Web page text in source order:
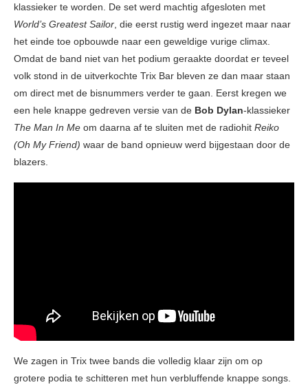
klassieker te worden. De set werd machtig afgesloten met
World’s Greatest Sailor, die eerst rustig werd ingezet maar naar
het einde toe opbouwde naar een geweldige vurige climax.
Omdat de band niet van het podium geraakte doordat er teveel
volk stond in de uitverkochte Trix Bar bleven ze dan maar staan
om direct met de bisnummers verder te gaan. Eerst kregen we
een hele knappe gedreven versie van de Bob Dylan-klassieker
The Man In Me om daarna af te sluiten met de radiohit Reiko
(Oh My Friend) waar de band opnieuw werd bijgestaan door de
blazers.
We zagen in Trix twee bands die volledig klaar zijn om op
grotere podia te schitteren met hun verbluffende knappe songs.